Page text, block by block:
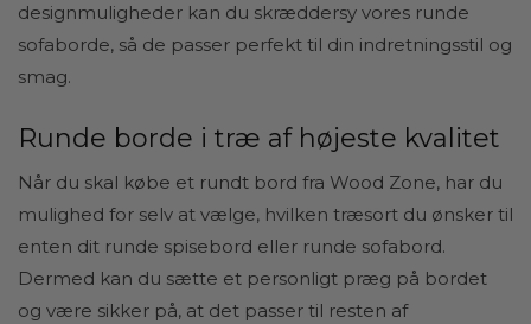
designmuligheder kan du skræddersy vores runde
sofaborde, så de passer perfekt til din indretningsstil og
smag.
Runde borde i træ af højeste kvalitet
Når du skal købe et rundt bord fra Wood Zone, har du
mulighed for selv at vælge, hvilken træsort du ønsker til
enten dit runde spisebord eller runde sofabord.
Dermed kan du sætte et personligt præg på bordet
og være sikker på, at det passer til resten af